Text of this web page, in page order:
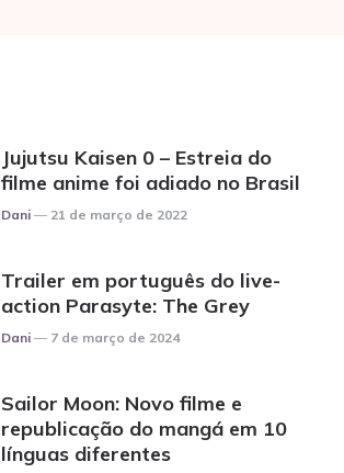
Jujutsu Kaisen 0 – Estreia do
filme anime foi adiado no Brasil
Posted
Dani 21 de março de 2022
Trailer em português do live-
action Parasyte: The Grey
Posted
Dani 7 de março de 2024
Sailor Moon: Novo filme e
republicação do mangá em 10
línguas diferentes